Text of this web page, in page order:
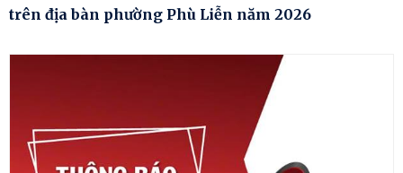
trên địa bàn phường Phù Liễn năm 2026